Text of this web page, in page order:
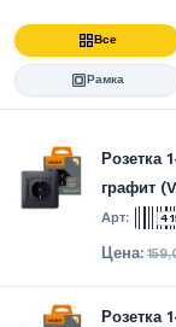
Все
Рамка
Розетка
графит
Розетка